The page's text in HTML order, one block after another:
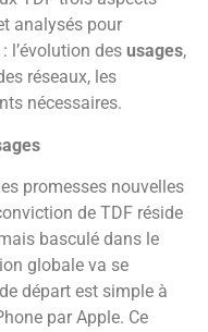
analysés pour
l’évolution des usages,
réseaux, les
nécessaires.
promesses nouvelles
de TDF réside
basculé dans le
globale va se
départ est simple à
par Apple. Ce